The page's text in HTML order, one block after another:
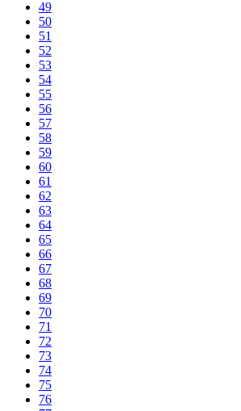
49
50
51
52
53
54
55
56
57
58
59
60
61
62
63
64
65
66
67
68
69
70
71
72
73
74
75
76